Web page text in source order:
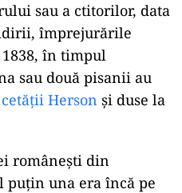
sau a ctitorilor, data
împrejurările
în timpul
sau două pisanii au
Herson și duse la
românești din
puțin una era încă pe